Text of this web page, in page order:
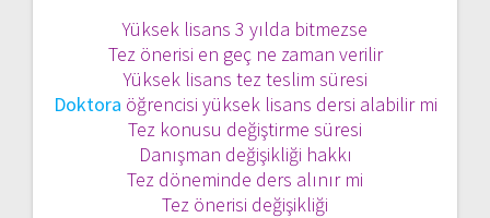
Yüksek lisans 3 yılda bitmezse
Tez önerisi en geç ne zaman verilir
Yüksek lisans tez teslim süresi
Doktora öğrencisi yüksek lisans dersi alabilir mi
Tez konusu değiştirme süresi
Danışman değişikliği hakkı
Tez döneminde ders alınır mi
Tez önerisi değişikliği